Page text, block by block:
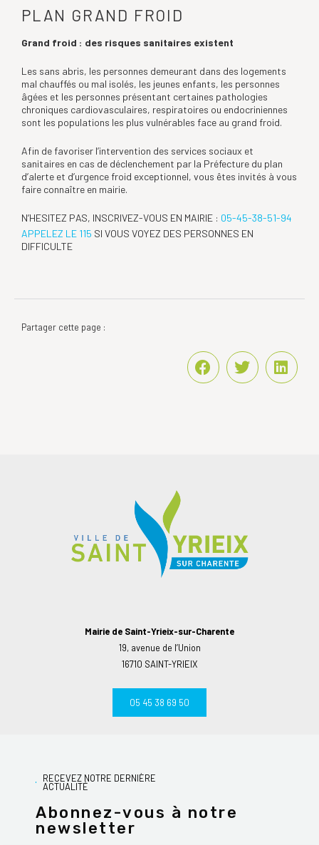
PLAN GRAND FROID
Grand froid : des risques sanitaires existent
Les sans abris, les personnes demeurant dans des logements
mal chauffés ou mal isolés, les jeunes enfants, les personnes
âgées et les personnes présentant certaines pathologies
chroniques cardiovasculaires, respiratoires ou endocriniennes
sont les populations les plus vulnérables face au grand froid.
Afin de favoriser l’intervention des services sociaux et
sanitaires en cas de déclenchement par la Préfecture du plan
d’alerte et d’urgence froid exceptionnel, vous êtes invités à vous
faire connaître en mairie.
N’HESITEZ PAS, INSCRIVEZ-VOUS EN MAIRIE : 05-45-38-51-94
APPELEZ LE 115 SI VOUS VOYEZ DES PERSONNES EN
DIFFICULTE
Partager cette page :
Mairie de Saint-Yrieix-sur-Charente
19, avenue de l’Union
16710 SAINT-YRIEIX
05 45 38 69 50
RECEVEZ NOTRE DERNIÈRE
ACTUALITÉ
Abonnez-vous à notre
newsletter